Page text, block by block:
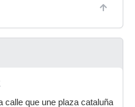
calle que une plaza cataluña